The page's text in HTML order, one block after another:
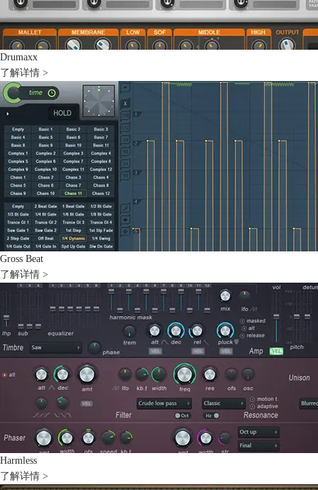
Drumaxx
了解详情 >
Gross Beat
了解详情 >
Harmless
了解详情 >